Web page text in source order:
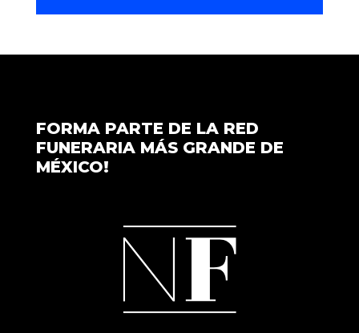
FORMA PARTE DE LA RED
FUNERARIA MÁS GRANDE DE
MÉXICO!